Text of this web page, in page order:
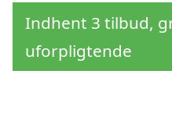
Indhent 3 tilbud,
uforpligtende